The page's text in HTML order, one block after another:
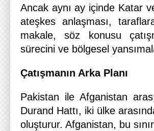
Ancak aynı ay içinde Katar
ateşkes anlaşması,
makale, söz konusu
sürecini ve bölgesel
Çatışmanın Arka Planı
Pakistan ile Afganistan
Durand Hattı, iki ülke
oluşturur. Afganistan, bu